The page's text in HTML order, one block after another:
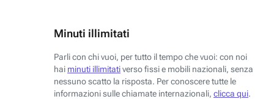
Minuti illimitati
Parli con chi vuoi, per tutto il tempo che vuoi: con noi
hai minuti illimitativerso fissi e mobili nazionali, senza
nessuno scatto la risposta. Per conoscere tutte le
informazioni sulle chiamate internazionali, clicca qui.